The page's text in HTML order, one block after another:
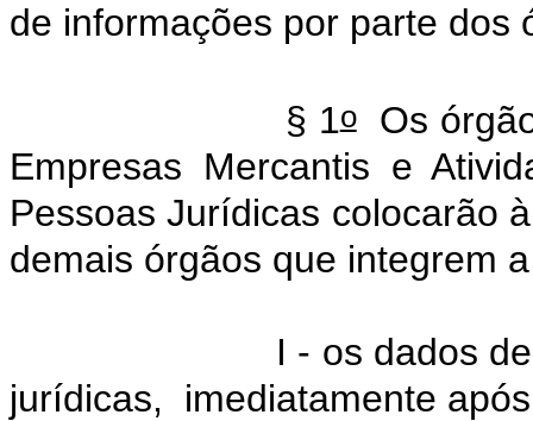
de informações por parte dos
§ 1oOs
Empresas Mercantis e
Pessoas Jurídicas colocarão
demais órgãos que integrem
I - os dados
jurídicas,
imediatamente